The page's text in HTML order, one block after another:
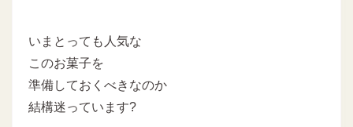
いまとっても人気な
このお菓子を
準備しておくべきなのか
結構迷っています?